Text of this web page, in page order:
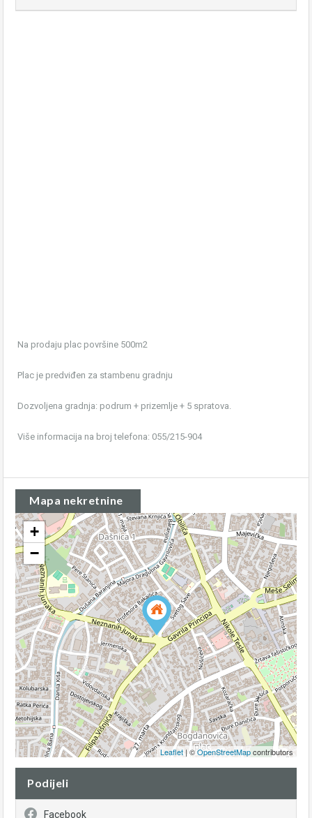
Na prodaju plac površine 500m2
Plac je predviđen za stambenu gradnju
Dozvoljena gradnja: podrum + prizemlje + 5 spratova.
Više informacija na broj telefona: 055/215-904
Mapa nekretnine
+
−
Leaflet | ©OpenStreetMapcontributors
Podijeli
Facebook